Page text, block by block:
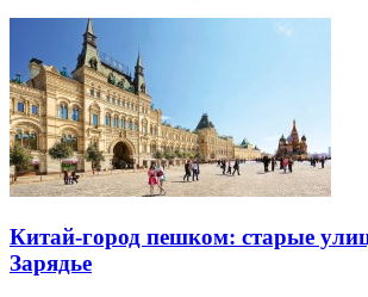
Китай-город пешком: старые
Зарядье